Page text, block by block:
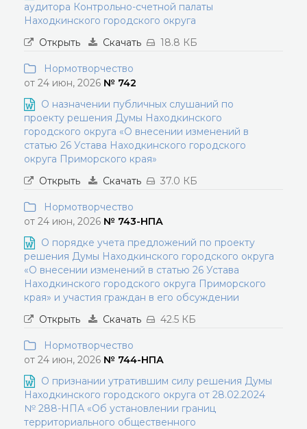
аудитора Контрольно-счетной палаты
Находкинского городского округа
Открыть
Скачать 18.8 КБ
Нормотворчество
от 24 июн, 2026 № 742
О назначении публичных слушаний по
проекту решения Думы Находкинского
городского округа «О внесении изменений в
статью 26 Устава Находкинского городского
округа Приморского края»
Открыть
Скачать 37.0 КБ
Нормотворчество
от 24 июн, 2026 № 743-НПА
О порядке учета предложений по проекту
решения Думы Находкинского городского округа
«О внесении изменений в статью 26 Устава
Находкинского городского округа Приморского
края» и участия граждан в его обсуждении
Открыть
Скачать 42.5 КБ
Нормотворчество
от 24 июн, 2026 № 744-НПА
О признании утратившим силу решения Думы
Находкинского городского округа от 28.02.2024
№ 288-НПА «Об установлении границ
территориального общественного